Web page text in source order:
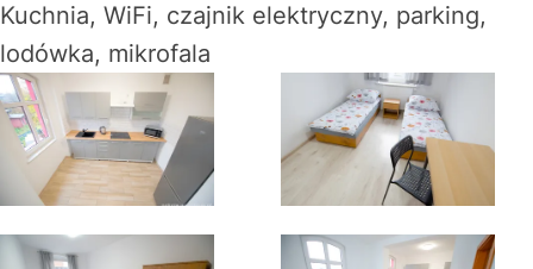
Kuchnia, WiFi, czajnik elektryczny, parking,
lodówka, mikrofala